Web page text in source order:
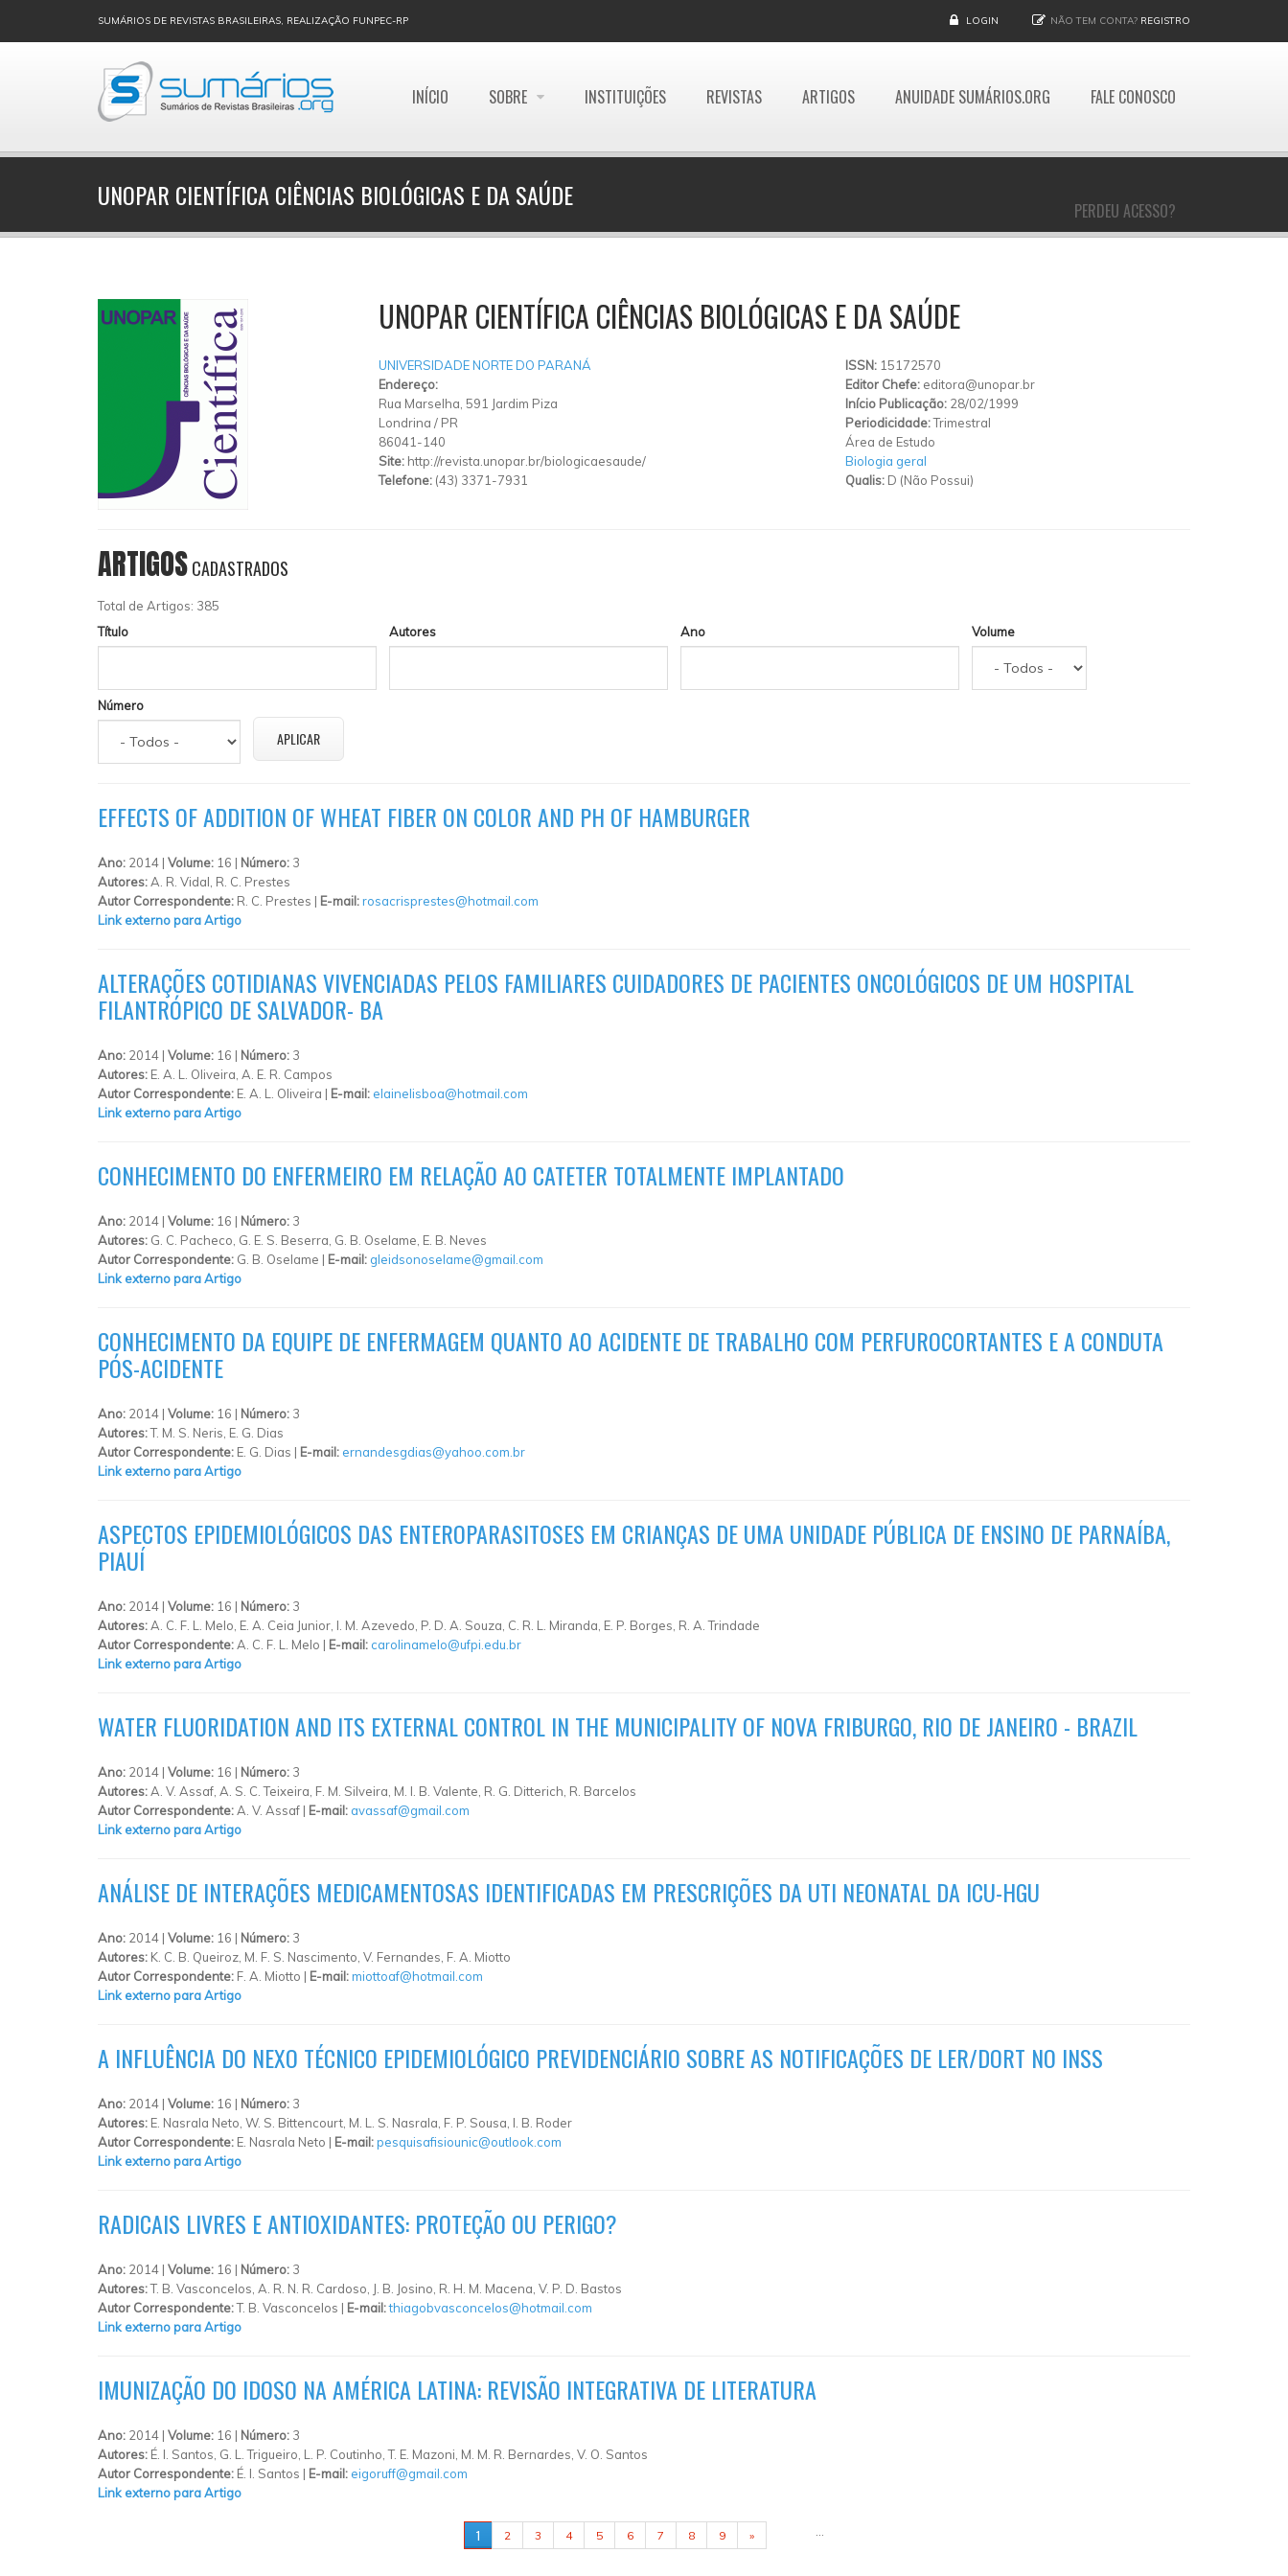
SUMÁRIOS DE REVISTAS BRASILEIRAS, REALIZAÇÃO FUNPEC-RP LOGIN NÃO TEM CONTA? REGISTRO
INÍCIO SOBRE INSTITUIÇÕES REVISTAS ARTIGOS ANUIDADE SUMÁRIOS.ORG FALE CONOSCO
PERDEU ACESSO?
UNOPAR CIENTÍFICA CIÊNCIAS BIOLÓGICAS E DA SAÚDE
UNOPAR CIENTÍFICA CIÊNCIAS BIOLÓGICAS E DA SAÚDE
UNIVERSIDADE NORTE DO PARANÁ
Endereço:
Rua Marselha, 591 Jardim Piza
Londrina / PR
86041-140
Site: http://revista.unopar.br/biologicaesaude/
Telefone: (43) 3371-7931
ISSN: 15172570
Editor Chefe: editora@unopar.br
Início Publicação: 28/02/1999
Periodicidade:Trimestral
Área de Estudo
Biologia geral
Qualis: D (Não Possui)
ARTIGOSCADASTRADOS
Total de Artigos: 385
Título
Autores Ano Volume
Número
EFFECTS OF ADDITION OF WHEAT FIBER ON COLOR AND PH OF HAMBURGER
Ano: 2014 | Volume: 16 | Número: 3
Autores:A. R. Vidal, R. C. Prestes
Autor Correspondente: R. C. Prestes | E-mail:rosacrisprestes@hotmail.com
Link externo para Artigo
ALTERAÇÕES COTIDIANAS VIVENCIADAS PELOS FAMILIARES CUIDADORES DE PACIENTES ONCOLÓGICOS DE UM HOSPITAL
FILANTRÓPICO DE SALVADOR- BA
Ano: 2014 | Volume: 16 | Número: 3
Autores: E. A. L. Oliveira, A. E. R. Campos
Autor Correspondente: E. A. L. Oliveira | E-mail: elainelisboa@hotmail.com
Link externo para Artigo
CONHECIMENTO DO ENFERMEIRO EM RELAÇÃO AO CATETER TOTALMENTE IMPLANTADO
Ano: 2014 | Volume: 16 | Número: 3
Autores: G. C. Pacheco, G. E. S. Beserra, G. B. Oselame, E. B. Neves
Autor Correspondente: G. B. Oselame | E-mail: gleidsonoselame@gmail.com
Link externo para Artigo
CONHECIMENTO DA EQUIPE DE ENFERMAGEM QUANTO AO ACIDENTE DE TRABALHO COM PERFUROCORTANTES E A CONDUTA
PÓS-ACIDENTE
Ano: 2014 | Volume: 16 | Número: 3
Autores:T. M. S. Neris, E. G. Dias
Autor Correspondente: E. G. Dias | E-mail: ernandesgdias@yahoo.com.br
Link externo para Artigo
ASPECTOS EPIDEMIOLÓGICOS DAS ENTEROPARASITOSES EM CRIANÇAS DE UMA UNIDADE PÚBLICA DE ENSINO DE PARNAÍBA,
PIAUÍ
Ano: 2014 | Volume: 16 | Número: 3
Autores:A. C. F. L. Melo, E. A. Ceia Junior, I. M. Azevedo, P. D. A. Souza, C. R. L. Miranda, E. P. Borges, R. A. Trindade
Autor Correspondente:A. C. F. L. Melo | E-mail: carolinamelo@ufpi.edu.br
Link externo para Artigo
WATER FLUORIDATION AND ITS EXTERNAL CONTROL IN THE MUNICIPALITY OF NOVA FRIBURGO, RIO DE JANEIRO - BRAZIL
Ano: 2014 | Volume: 16 | Número: 3
Autores:A. V. Assaf, A. S. C. Teixeira, F. M. Silveira, M. I. B. Valente, R. G. Ditterich, R. Barcelos
Autor Correspondente:A. V. Assaf | E-mail: avassaf@gmail.com
Link externo para Artigo
ANÁLISE DE INTERAÇÕES MEDICAMENTOSAS IDENTIFICADAS EM PRESCRIÇÕES DA UTI NEONATAL DA ICU-HGU
Ano: 2014 | Volume: 16 | Número: 3
Autores: K. C. B. Queiroz, M. F. S. Nascimento, V. Fernandes, F. A. Miotto
Autor Correspondente: F. A. Miotto | E-mail:miottoaf@hotmail.com
Link externo para Artigo
A INFLUÊNCIA DO NEXO TÉCNICO EPIDEMIOLÓGICO PREVIDENCIÁRIO SOBRE AS NOTIFICAÇÕES DE LER/DORT NO INSS
Ano: 2014 | Volume: 16 | Número: 3
Autores: E. Nasrala Neto, W. S. Bittencourt, M. L. S. Nasrala, F. P. Sousa, I. B. Roder
Autor Correspondente: E. Nasrala Neto | E-mail:pesquisafisiounic@outlook.com
Link externo para Artigo
RADICAIS LIVRES E ANTIOXIDANTES: PROTEÇÃO OU PERIGO?
Ano: 2014 | Volume: 16 | Número: 3
Autores:T. B. Vasconcelos, A. R. N. R. Cardoso, J. B. Josino, R. H. M. Macena, V. P. D. Bastos
Autor Correspondente:T. B. Vasconcelos | E-mail:thiagobvasconcelos@hotmail.com
Link externo para Artigo
IMUNIZAÇÃO DO IDOSO NA AMÉRICA LATINA: REVISÃO INTEGRATIVA DE LITERATURA
Ano: 2014 | Volume: 16 | Número: 3
Autores: É. I. Santos, G. L. Trigueiro, L. P. Coutinho, T. E. Mazoni, M. M. R. Bernardes, V. O. Santos
Autor Correspondente: É. I. Santos | E-mail: eigoruff@gmail.com
Link externo para Artigo
1 2 3 4 5 6 7 8 9 »